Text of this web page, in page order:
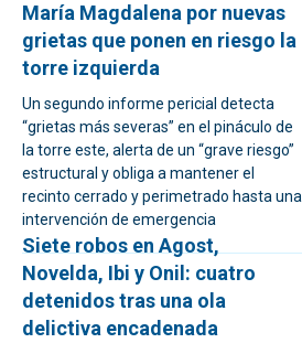
María Magdalena por nuevas
grietas que ponen en riesgo la
torre izquierda
Un segundo informe pericial detecta
“grietas más severas” en el pináculo de
la torre este, alerta de un “grave riesgo”
estructural y obliga a mantener el
recinto cerrado y perimetrado hasta una
intervención de emergencia
Siete robos en Agost,
Novelda, Ibi y Onil: cuatro
detenidos tras una ola
delictiva encadenada